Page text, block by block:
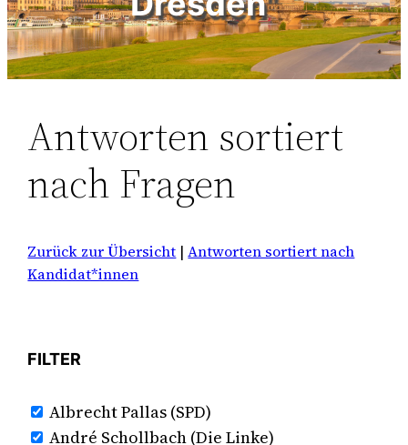
Antworten sortiert
nach Fragen
Zurück zur Übersicht |Antworten sortiert nach
Kandidat*innen
FILTER
Albrecht Pallas (SPD)
André Schollbach (Die Linke)